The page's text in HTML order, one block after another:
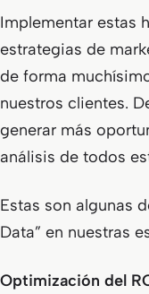
Implementar estas
estrategias de
de forma
nuestros clientes.
generar más
análisis de todos
Estas son algunas
Data” en nuestras
Optimización del